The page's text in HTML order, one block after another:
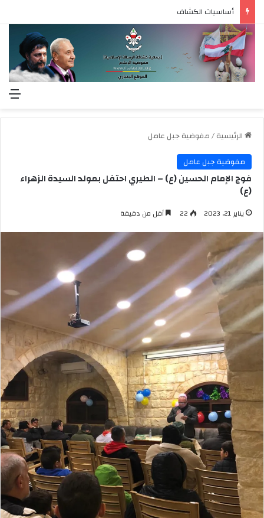
أساسيات الكشاف
الرئيسية/مفوضية جبل عامل
مفوضية جبل عامل
فوج الإمام الحسين (ع) – الطيري احتفل بمولد السيدة الزهراء
(ع)
يناير 21, 2023 22 أقل من دقيقة